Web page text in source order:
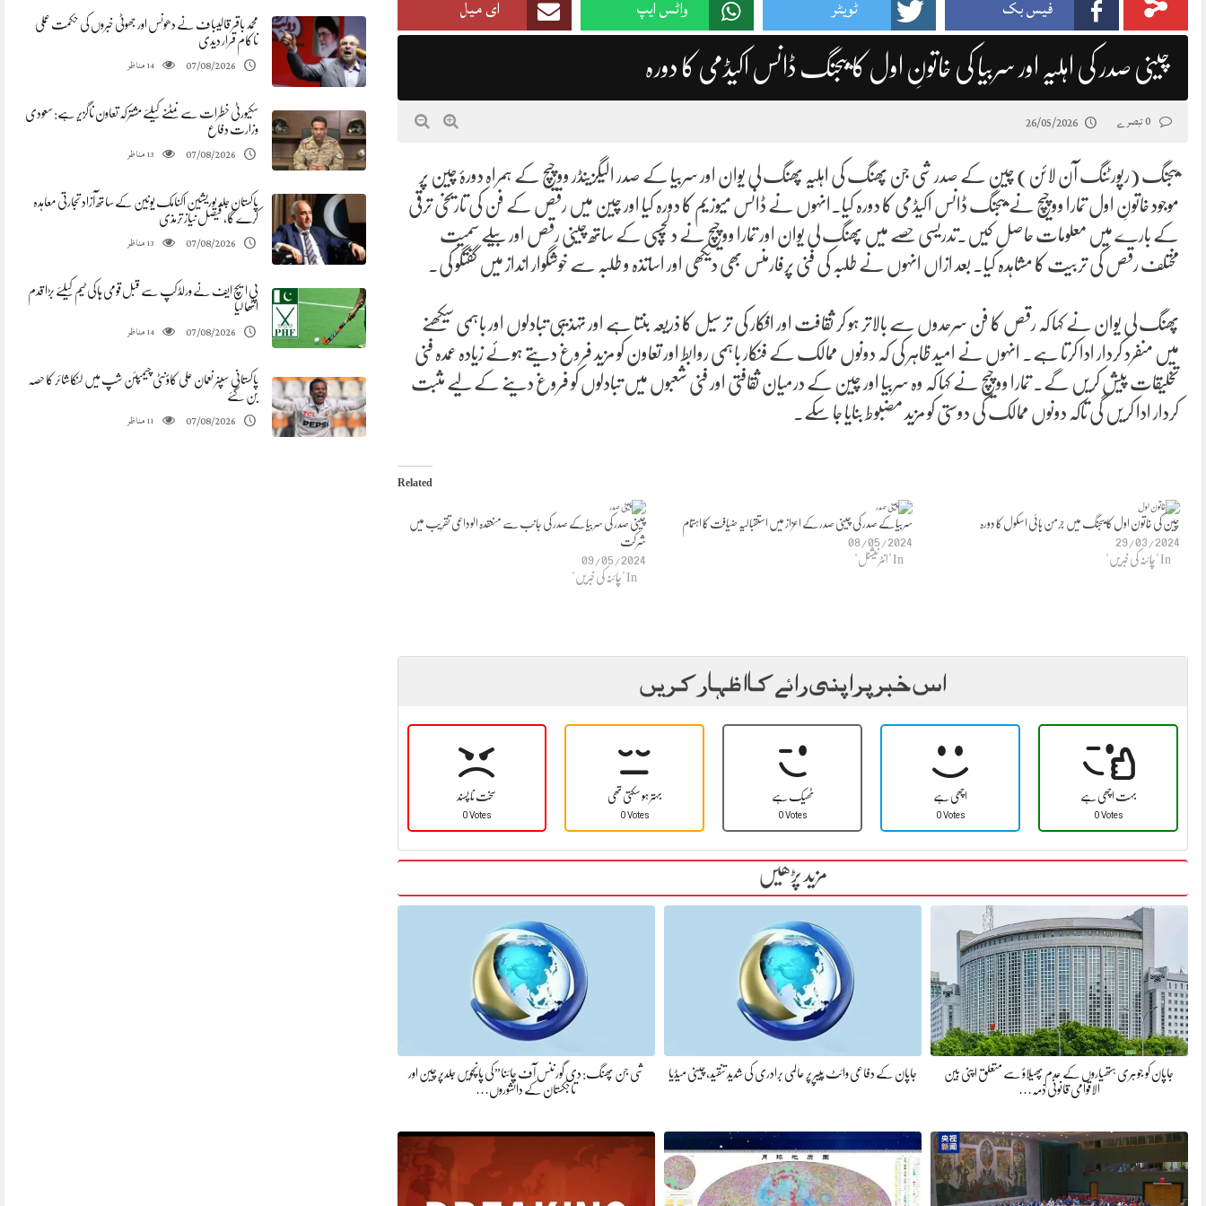
محمد باقر قالیباف نے دھونس اور جھوٹی خبروں کی حکمت عملی
ناکام قرار دیدی
07/08/2026
14مناظر
سکیورٹی خطرات سے نمٹنے کیلئے مشترکہ تعاون ناگزیر ہے: سعودی
وزارت دفاع
07/08/2026
13مناظر
پاکستان جلد یوریشین اکنامک یونین کے ساتھ آزاد تجارتی معاہدہ
کرے گا، فیصل نیاز ترمذی
07/08/2026
13مناظر
پی ایچ ایف نے ورلڈ کپ سے قبل قومی ہاکی ٹیم کیلئے بڑا قدم
اٹھا لیا
07/08/2026
14مناظر
پاکستانی سپنر نعمان علی کاؤنٹی چیمپئن شپ میں لنکاشائر کا حصہ
بن گئے
07/08/2026
11مناظر
فیس بک ٹویٹر واٹس ایپ ای میل
چینی صدر کی اہلیہ اور سربیا کی خاتونِ اول کا بیجنگ ڈانس اکیڈمی کا دورہ
26/05/2026
بیجنگ (رپورٹنگ آن لائن) چین کے صدر شی جن پھنگ کی اہلیہ پھنگ لی یوان اور سربیا کے صدر الیگزینڈر ووچیچ کے ہمراہ دورۂ چین پر
موجود خاتونِ اول تمارا ووچیچ نے بیجنگ ڈانس اکیڈمی کا دورہ کیا۔انہوں نے ڈانس میوزیم کا دورہ کیا اور چین میں رقص کے فن کی تاریخی ترقی
کے بارے میں معلومات حاصل کیں۔تدریسی حصے میں پھنگ لی یوان اور تمارا ووچیچ نے دلچسپی کے ساتھ چینی رقص اور بیلے سمیت
مختلف رقص کی تربیت کا مشاہدہ کیا۔ بعد ازاں انہوں نے طلبہ کی فنی پرفارمنس بھی دیکھی اور اساتذہ و طلبہ سے خوشگوار انداز میں گفتگو کی۔
پھنگ لی یوان نے کہا کہ رقص کا فن سرحدوں سے بالاتر ہو کر ثقافت اور افکار کی ترسیل کا ذریعہ بنتا ہے اور تہذیبی تبادلوں اور باہمی سیکھنے
میں منفرد کردار ادا کرتا ہے۔ انہوں نے امید ظاہر کی کہ دونوں ممالک کے فنکار باہمی روابط اور تعاون کو مزید فروغ دیتے ہوئے زیادہ عمدہ فنی
تخلیقات پیش کریں گے۔ تمارا ووچیچ نے کہا کہ وہ سربیا اور چین کے درمیان ثقافتی اور فنی شعبوں میں تبادلوں کو فروغ دینے کے لیے مثبت
کردار ادا کریں گی تاکہ دونوں ممالک کی دوستی کو مزید مضبوط بنایا جا سکے۔
Related
چینی صدر کی سربیا کے صدر کی جانب سے منعقدہ الوداعی تقریب میں
شرکت
09/05/2024
In "چائنہ کی خبریں"
سربیا کے صدر کی چینی صدر کے اعزاز میں استقبالیہ ضیافت کا اہتمام
08/05/2024
In "انٹرنیشنل"
چین کی خاتون اول کا بیجنگ میں جرمن ہائی اسکول کا دورہ
29/03/2024
In "چائنہ کی خبریں"
اس خبر پر اپنی رائے کا اظہار کریں
سخت نا پسند
0 Votes
بہتر ہو سکتی تھی
0 Votes
ٹھیک ہے
0 Votes
اچھی ہے
0 Votes
بہت اچھی ہے
0 Votes
مزید پڑھیں
جاپان کو جوہری ہتھیاروں کے عدم پھیلاؤ سے متعلق اپنی بین
الاقوامی قانونی ذمہ…
جاپان کے دفاعی وائٹ پیپر پر عالمی برادری کی شدید تنقید، چینی میڈیا
شی جن پھنگ: دی گورننس آف چائنا”کی پانچویں جلدپر چین اور
تاجکستان کے دانشوروں…